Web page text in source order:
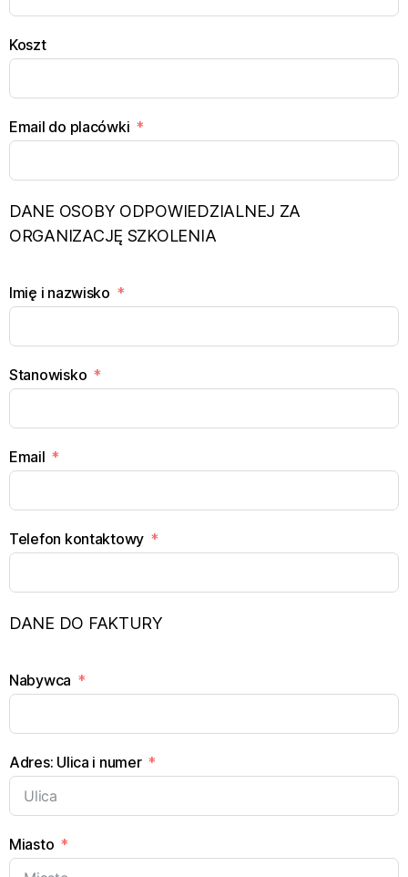
Koszt
Email do placówki
DANE OSOBY ODPOWIEDZIALNEJ ZA
ORGANIZACJĘ SZKOLENIA
Imię i nazwisko
Stanowisko
Email
Telefon kontaktowy
DANE DO FAKTURY
Nabywca
Adres: Ulica i numer
Miasto